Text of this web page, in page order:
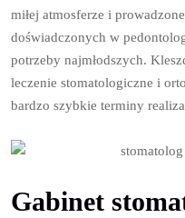
miłej atmosferze i
doświadczonych w
potrzeby najmłodszych.
leczenie stomatologiczne i
bardzo szybkie terminy
Gabinet